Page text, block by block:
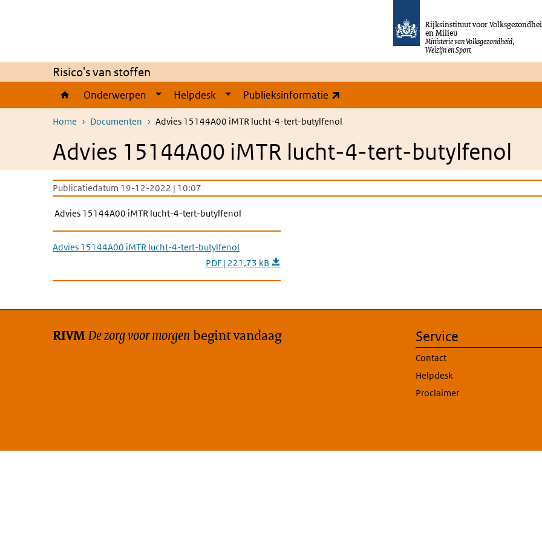
Rijksinstituut voor
en Milieu
Ministerie van Volksgezondheid,
Welzijn en Sport
Risico's van stoffen
Onderwerpen Helpdesk Publieksinformatie
Home Documenten Advies 15144A00 iMTR lucht-4-tert-butylfenol
Advies 15144A00 iMTR lucht-4-tert-butylfenol
Publicatiedatum 19-12-2022 | 10:07
Advies 15144A00 iMTR lucht-4-tert-butylfenol
Advies 15144A00 iMTR lucht-4-tert-butylfenol
PDF | 221,73 kB
RIVMDe zorg voor morgen begint vandaag Service
Contact
Helpdesk
Proclaimer